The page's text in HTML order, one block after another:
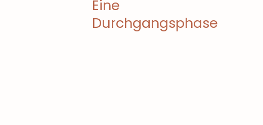
Eine
Durchgangsphase